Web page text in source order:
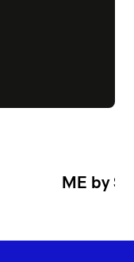
ME by